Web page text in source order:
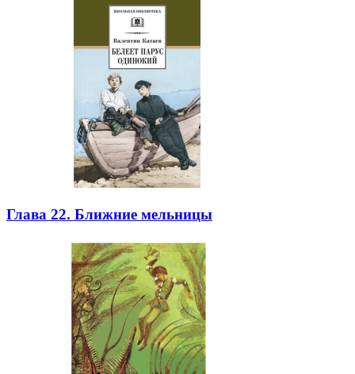
Глава 22. Ближние мельницы